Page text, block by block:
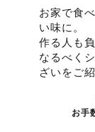
お家で食
い味に。
作る人も
なるべく
ざいをご
お手